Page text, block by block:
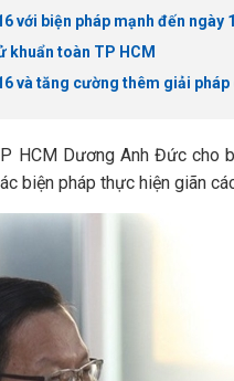
với biện pháp mạnh đến ngày
khuẩn toàn TP HCM
và tăng cường thêm giải
HCM Dương Anh Đức cho
biện pháp thực hiện giãn